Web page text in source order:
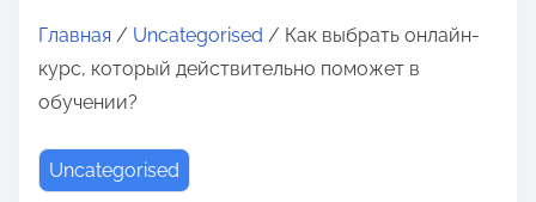
Главная / Uncategorised / Как выбрать онлайн-
курс, который действительно поможет в
обучении?
Uncategorised